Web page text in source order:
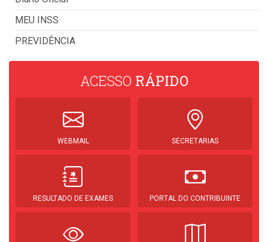
MEU INSS
PREVIDÊNCIA
ACESSO RÁPIDO
WEBMAIL SECRETARIAS
RESULTADO DE EXAMES PORTAL DO CONTRIBUINTE